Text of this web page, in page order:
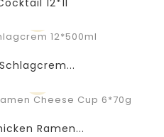
Ramen...